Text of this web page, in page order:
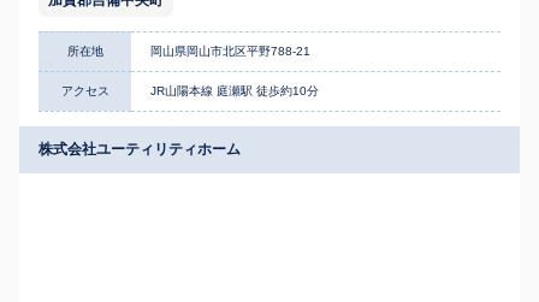
所在地 岡山県岡山市北区平野788-21
アクセス JR山陽本線 庭瀬駅 徒歩約10分
株式会社ユーティリティホーム